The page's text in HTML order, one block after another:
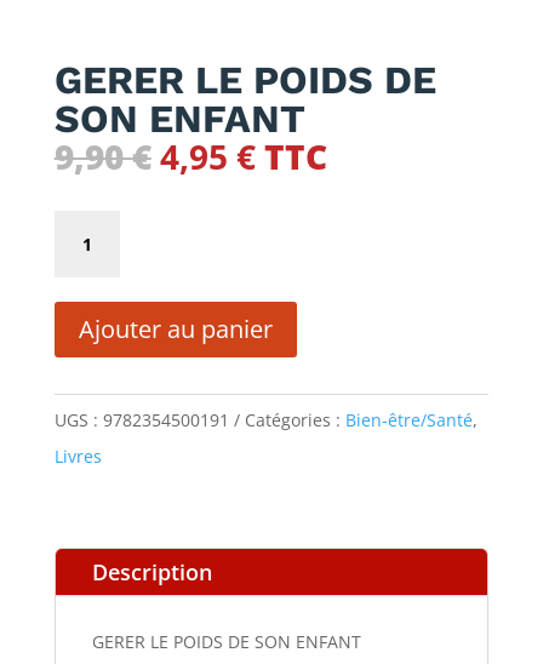
GERER LE POIDS DE
SON ENFANT
9,90€Le
9,90 €.
4,95 €Le
4,95 €.
TTC
GERER
DE
SON
Ajouter au panier
UGS : 9782354500191 Catégories : Bien-être/Santé,
Livres
Description
GERER LE POIDS DE SON ENFANT